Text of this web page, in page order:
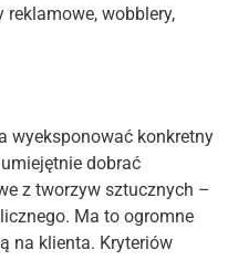
wobblery,
wyeksponować konkretny
dobrać
z tworzyw sztucznych –
Ma to ogromne
na klienta. Kryteriów